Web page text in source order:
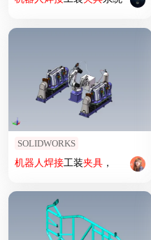
SOLIDWORKS
机器人焊接工装夹具，